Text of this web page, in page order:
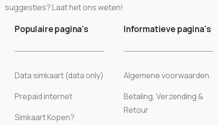
suggesties? Laat het ons weten!
Populaire pagina's
Data simkaart (data only)
Prepaid internet
Simkaart Kopen?
Informatieve pagina's
Algemene voorwaarden
Betaling, Verzending &
Retour